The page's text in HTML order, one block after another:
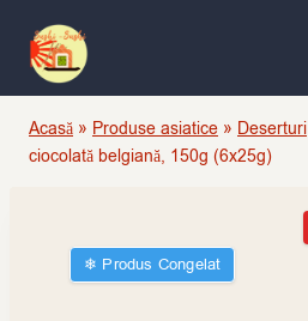
content
Acasă » Produse asiatice » Deserturi
ciocolată belgiană, 150g (6x25g)
❄︎ Produs Congelat